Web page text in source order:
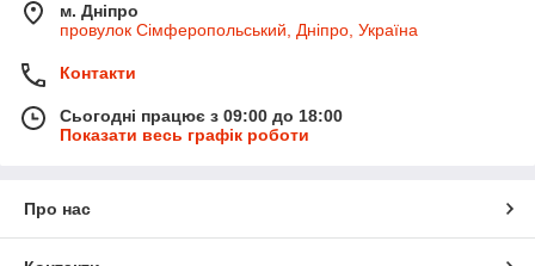
м. Дніпро
провулок Сімферопольський, Дніпро, Україна
Контакти
Сьогодні працює з 09:00 до 18:00
Показати весь графік роботи
Про нас